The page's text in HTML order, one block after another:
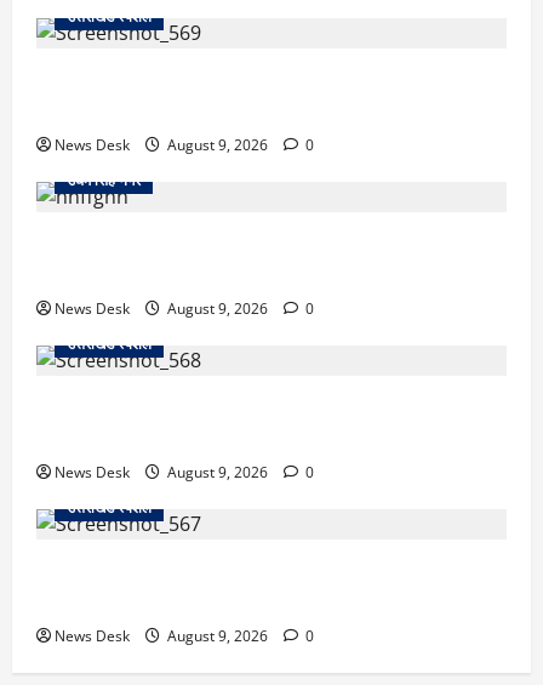
उत्तराखंड स्पेशल
News Desk August 9, 2026
0
उधम सिंह नगर
News Desk August 9, 2026
0
उत्तराखंड स्पेशल
News Desk August 9, 2026
0
उत्तराखंड स्पेशल
News Desk August 9, 2026 0